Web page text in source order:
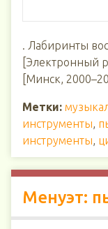
. Лабиринты
[Электронный
[Минск,
Метки:
инструменты,
инструменты,
Менуэт: